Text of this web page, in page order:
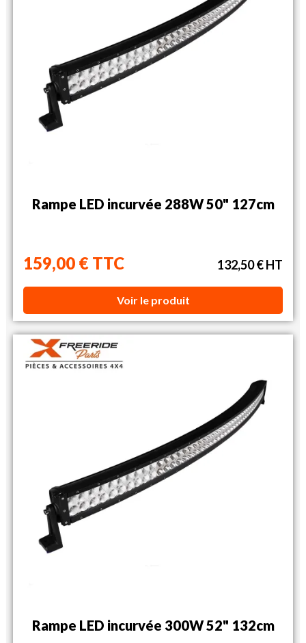
Rampe LED incurvée 288W 50" 127cm
159,00 € TTC 132,50 € HT
Voir le produit
Rampe LED incurvée 300W 52" 132cm